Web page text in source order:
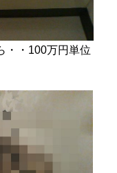
・・100万円単位